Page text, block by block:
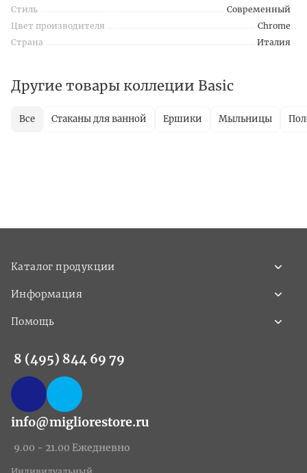
Стиль
Современный
Цвет производителя
Chrome
Страна
Италия
Другие товары коллеции Basic
Все Стаканы для ванной Ершики Мыльницы
Каталог продукции
Информация
Помощь
8 (495) 844 69 79
info@migliorestore.ru
9.00 - 21.00 Ежедневно